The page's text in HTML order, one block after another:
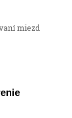
miezd